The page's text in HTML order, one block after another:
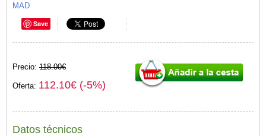
MAD
Save
Precio: 118.00€
Oferta: 112.10€ (-5%)
Datos técnicos